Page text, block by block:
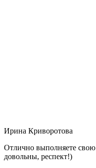
Ирина Криворотова
Отлично выполняете свою
довольны, респект!)